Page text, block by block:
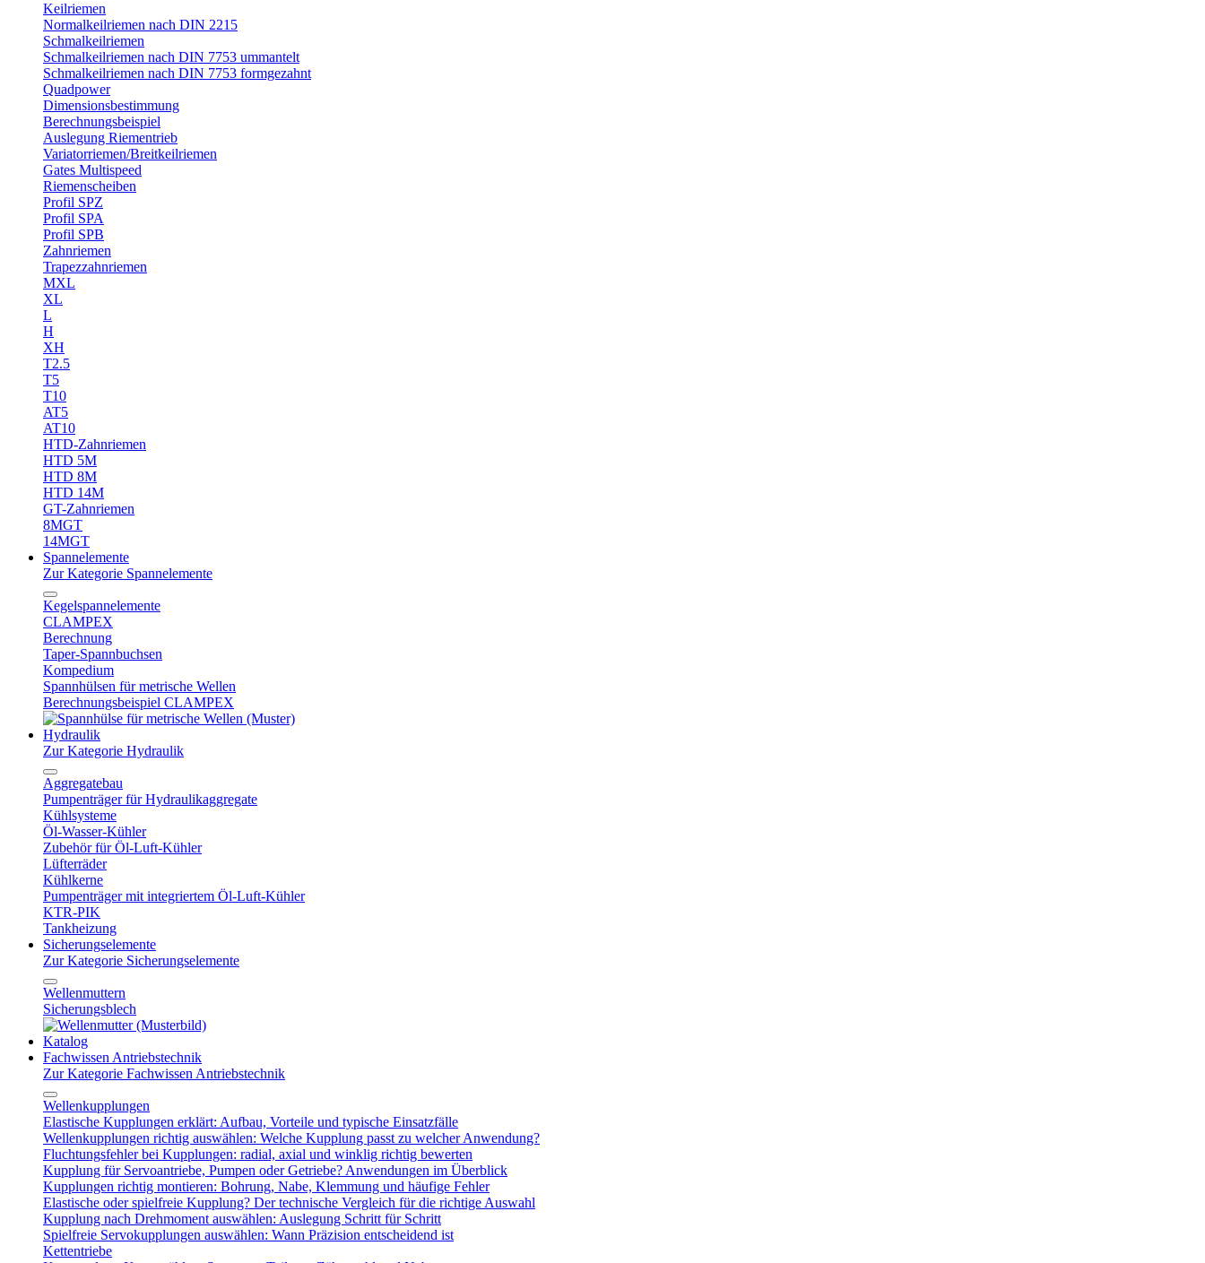
Keilriemen
Normalkeilriemen nach DIN 2215
Schmalkeilriemen
Schmalkeilriemen nach DIN 7753 ummantelt
Schmalkeilriemen nach DIN 7753 formgezahnt
Quadpower
Dimensionsbestimmung
Berechnungsbeispiel
Auslegung Riementrieb
Variatorriemen/Breitkeilriemen
Gates Multispeed
Riemenscheiben
Profil SPZ
Profil SPA
Profil SPB
Zahnriemen
Trapezzahnriemen
MXL
XL
L
H
XH
T2.5
T5
T10
AT5
AT10
HTD-Zahnriemen
HTD 5M
HTD 8M
HTD 14M
GT-Zahnriemen
8MGT
14MGT
Spannelemente
Zur Kategorie Spannelemente
Kegelspannelemente
CLAMPEX
Berechnung
Taper-Spannbuchsen
Kompedium
Spannhülsen für metrische Wellen
Berechnungsbeispiel CLAMPEX
Hydraulik
Zur Kategorie Hydraulik
Aggregatebau
Pumpenträger für Hydraulikaggregate
Kühlsysteme
Öl-Wasser-Kühler
Zubehör für Öl-Luft-Kühler
Lüfterräder
Kühlkerne
Pumpenträger mit integriertem Öl-Luft-Kühler
KTR-PIK
Tankheizung
Sicherungselemente
Zur Kategorie Sicherungselemente
Wellenmuttern
Sicherungsblech
Katalog
Fachwissen Antriebstechnik
Zur Kategorie Fachwissen Antriebstechnik
Wellenkupplungen
Elastische Kupplungen erklärt: Aufbau, Vorteile und typische Einsatzfälle
Wellenkupplungen richtig auswählen: Welche Kupplung passt zu welcher Anwendung?
Fluchtungsfehler bei Kupplungen: radial, axial und winklig richtig bewerten
Kupplung für Servoantriebe, Pumpen oder Getriebe? Anwendungen im Überblick
Kupplungen richtig montieren: Bohrung, Nabe, Klemmung und häufige Fehler
Elastische oder spielfreie Kupplung? Der technische Vergleich für die richtige Auswahl
Kupplung nach Drehmoment auswählen: Auslegung Schritt für Schritt
Spielfreie Servokupplungen auswählen: Wann Präzision entscheidend ist
Kettentriebe